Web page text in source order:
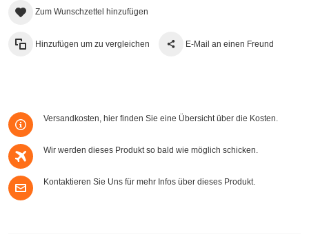
Zum Wunschzettel hinzufügen
Hinzufügen um zu vergleichen E-Mail an einen Freund
Versandkosten, hier finden Sie eine Übersicht über die Kosten.
Wir werden dieses Produkt so bald wie möglich schicken.
Kontaktieren Sie Uns für mehr Infos über dieses Produkt.